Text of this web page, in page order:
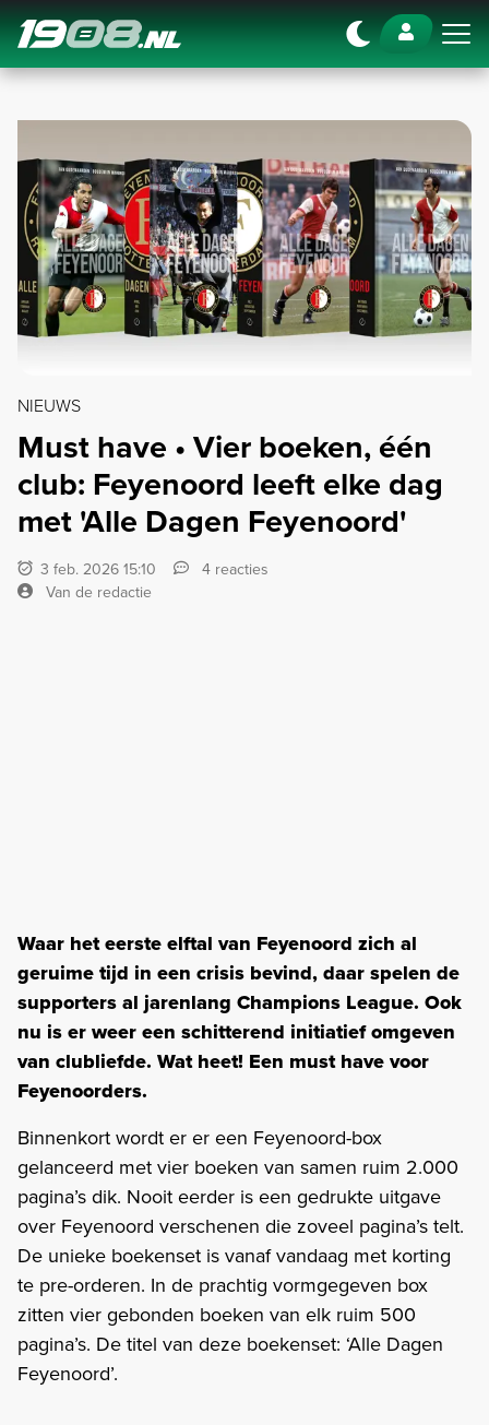
Navigation
NIEUWS
Must have • Vier boeken, één
club: Feyenoord leeft elke dag
met 'Alle Dagen Feyenoord'
3 feb. 2026 15:10
4 reacties
Van de redactie
Waar het eerste elftal van Feyenoord zich al
geruime tijd in een crisis bevind, daar spelen de
supporters al jarenlang Champions League. Ook
nu is er weer een schitterend initiatief omgeven
van clubliefde. Wat heet! Een must have voor
Feyenoorders.
Binnenkort wordt er er een Feyenoord-box
gelanceerd met vier boeken van samen ruim 2.000
pagina’s dik. Nooit eerder is een gedrukte uitgave
over Feyenoord verschenen die zoveel pagina’s telt.
De unieke boekenset is vanaf vandaag met korting
te pre-orderen. In de prachtig vormgegeven box
zitten vier gebonden boeken van elk ruim 500
pagina’s. De titel van deze boekenset: ‘Alle Dagen
Feyenoord’.